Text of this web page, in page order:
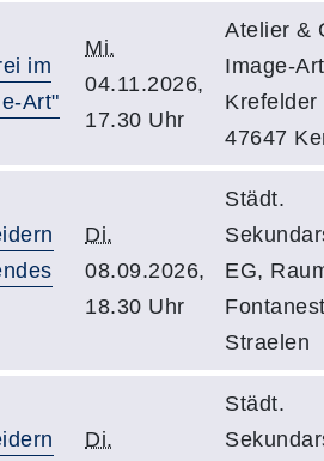
im
Art"
Mi.
04.11.2026,
17.30 Uhr
Atelier &
Image-
Krefelder
47647
Di.
08.09.2026,
18.30 Uhr
Städt.
EG,
Straelen
Di.
Städt.